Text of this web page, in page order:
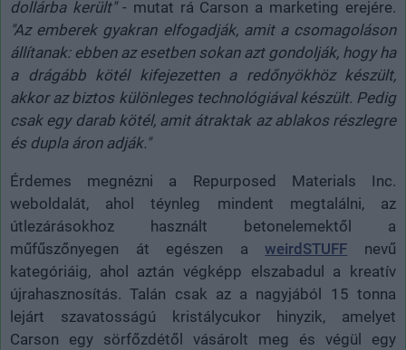
dollárba került"- mutat rá Carson a marketing erejére.
"Az emberek gyakran elfogadják, amit a csomagoláson
állítanak: ebben az esetben sokan azt gondolják, hogy ha
a drágább kötél kifejezetten a redőnyökhöz készült,
akkor az biztos különleges technológiával készült. Pedig
csak egy darab kötél, amit átraktak az ablakos részlegre
és dupla áron adják."
Érdemes megnézni a Repurposed Materials Inc.
weboldalát, ahol téynleg mindent megtalálni, az
útlezárásokhoz használt betonelemektől a
műfűszőnyegen át egészen aweirdSTUFF nevű
kategóriáig, ahol aztán végképp elszabadul a kreatív
újrahasznosítás. Talán csak az a nagyjából 15 tonna
lejárt szavatosságú kristálycukor hinyzik, amelyet
Carson egy sörfőzdétől vásárolt meg és végül egy